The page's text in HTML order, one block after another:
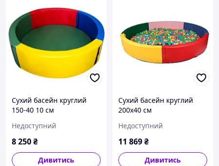
Сухий басейн круглий
150-40 10 см
Недоступний
8 250₴
Дивитись
Сухий басейн круглий
200х40 см
Недоступний
11 869₴
Дивитись